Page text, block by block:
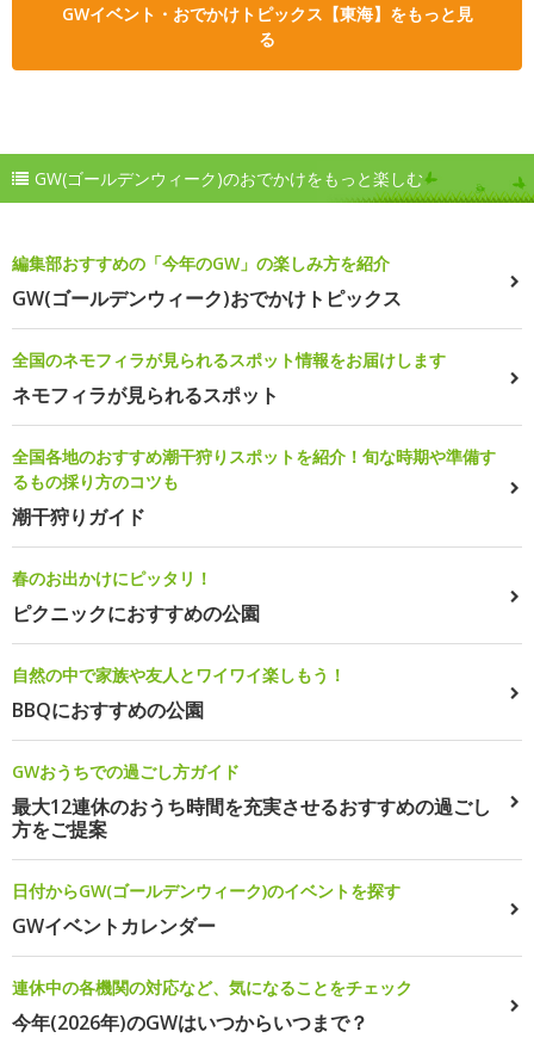
GWイベント・おでかけトピックス【東海】をもっと見
る
GW(ゴールデンウィーク)のおでかけをもっと楽しむ
編集部おすすめの「今年のGW」の楽しみ方を紹介
GW(ゴールデンウィーク)おでかけトピックス
全国のネモフィラが見られるスポット情報をお届けします
ネモフィラが見られるスポット
全国各地のおすすめ潮干狩りスポットを紹介！旬な時期や準備す
るもの採り方のコツも
潮干狩りガイド
春のお出かけにピッタリ！
ピクニックにおすすめの公園
自然の中で家族や友人とワイワイ楽しもう！
BBQにおすすめの公園
GWおうちでの過ごし方ガイド
最大12連休のおうち時間を充実させるおすすめの過ごし
方をご提案
日付からGW(ゴールデンウィーク)のイベントを探す
GWイベントカレンダー
連休中の各機関の対応など、気になることをチェック
今年(2026年)のGWはいつからいつまで？